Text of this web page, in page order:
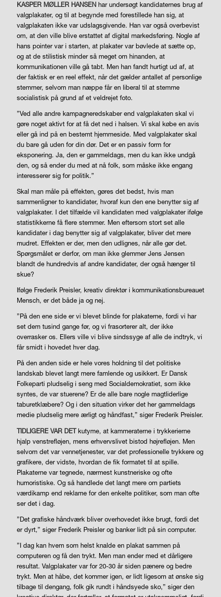
KASPER MØLLER HANSENhar undersøgt kandidaternes brug af
valgplakater, og til at begynde med forestillede han sig, at
valgplakaten ikke var udslagsgivende. Han var også overbevist
om, at den ville blive erstattet af digital markedsføring. Nogle af
hans pointer var i starten, at plakater var bøvlede at sætte op,
og at de stilistisk minder så meget om hinanden, at
kommunikationen ville gå tabt. Men han fandt hurtigt ud af, at
der faktisk er en reel effekt, når det gælder antallet af personlige
stemmer, selvom man næppe får en liberal til at stemme
socialistisk på grund af et veldrejet foto.
”Ved alle andre kampagneredskaber end valgplakaten skal vi
gøre noget aktivt for at få det ned i halsen. Vi skal købe en avis
eller gå ind på en bestemt hjemmeside. Med valgplakater skal
du bare gå uden for din dør. Det er en passiv form for
eksponering. Ja, den er gammeldags, men du kan ikke undgå
den, og så ender du med at nå folk, som måske ikke engang
interesserer sig for politik.”
Skal man måle på effekten, gøres det bedst, hvis man
sammenligner to kandidater, hvoraf kun den ene benytter sig af
valgplakater. I det tilfælde vil kandidaten med valgplakater ifølge
statistikkerne få flere stemmer. Men eftersom stort set alle
kandidater i dag benytter sig af valgplakater, bliver det mere
mudret. Effekten er der, men den udlignes, når alle gør det.
Spørgsmålet er derfor, om man ikke glemmer Jens Jensen
blandt de hundredvis af andre kandidater, der også hænger til
skue?
Ifølge Frederik Preisler, kreativ direktør i kommunikationsbureauet
Mensch, er det både ja og nej.
”På den ene side er vi blevet blinde for plakaterne, fordi vi har
set dem tusind gange før, og vi frasorterer alt, der ikke
overrasker os. Ellers ville vi blive sindssyge af alle de indtryk, vi
får smidt i hovedet hver dag.
På den anden side er hele vores holdning til det politiske
landskab blevet langt mere famlende og usikkert. Er Dansk
Folkeparti pludselig i seng med Socialdemokratiet, som ikke
syntes, de var stuerene? Er de alle bare nogle magtliderlige
taburetklæbere? Og i den situation virker det her gammeldags
medie pludselig mere ærligt og håndfast,” siger Frederik Preisler.
TIDLIGERE VAR DETkutyme, at kammeraterne i trykkerierne
hjalp venstrefløjen, mens erhvervslivet bistod højrefløjen. Men
selvom det var vennetjenester, var det professionelle trykkere og
grafikere, der vidste, hvordan de fik formatet til at spille.
Plakaterne var tegnede, nærmest kunstneriske og ofte
humoristiske. Og så handlede det langt mere om partiets
værdikamp end reklame for den enkelte politiker, som man ofte
ser det i dag.
”Det grafiske håndværk bliver overhovedet ikke brugt, fordi det
er dyrt,” siger Frederik Preisler og banker lidt på sin computer.
”I dag kan hvem som helst knalde en plakat sammen på
computeren og få den trykt. Men man ender med et dårligere
resultat. Valgplakater var for 20-30 år siden pænere og bedre
trykt. Men at håbe, det kommer igen, er lidt ligesom at ønske sig
tilbage til dengang, folk gik rundt i håndsyede sko,” siger den